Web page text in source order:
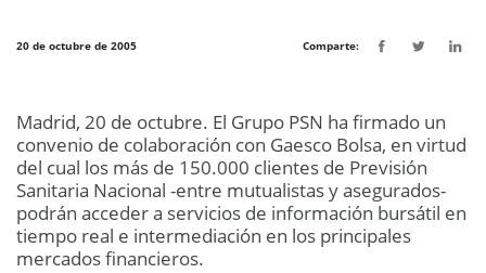
20 de octubre de 2005 Comparte:
Madrid, 20 de octubre. El Grupo PSN ha firmado un
convenio de colaboración con Gaesco Bolsa, en virtud
del cual los más de 150.000 clientes de Previsión
Sanitaria Nacional -entre mutualistas y asegurados-
podrán acceder a servicios de información bursátil en
tiempo real e intermediación en los principales
mercados financieros.